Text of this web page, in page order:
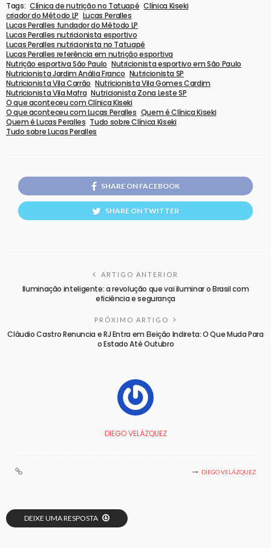
Tags: Clínica de nutrição no Tatuapé Clínica Kiseki
criador do Método LP Lucas Peralles
Lucas Peralles fundador do Método LP
Lucas Peralles nutricionista esportivo
Lucas Peralles nutricionista no Tatuapé
Lucas Peralles referência em nutrição esportiva
Nutrição esportiva São Paulo Nutricionista esportivo em São Paulo
Nutricionista Jardim Anália Franco Nutricionista SP
Nutricionista Vila Carrão Nutricionista Vila Gomes Cardim
Nutricionista Vila Mafra Nutricionista Zona Leste SP
O que aconteceu com Clínica Kiseki
O que aconteceu com Lucas Peralles Quem é Clínica Kiseki
Quem é Lucas Peralles Tudo sobre Clínica Kiseki
Tudo sobre Lucas Peralles
SHARE ON FACEBOOK
SHARE ON TWITTER
ARTIGO ANTERIOR
Iluminação inteligente: a revolução que vai iluminar o Brasil com
eficiência e segurança
PRÓXIMO ARTIGO
Cláudio Castro Renuncia e RJ Entra em Eleição Indireta: O Que Muda Para
o Estado Até Outubro
DIEGO VELÁZQUEZ
DIEGO VELÁZQUEZ
DEIXE UMA RESPOSTA